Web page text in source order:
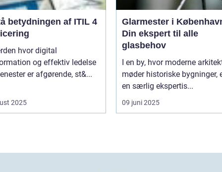
betydningen af ITIL 4
hvor digital
og effektiv ledelse
er afgørende, st&...
2025
Glarmester i
Din ekspert til alle
glasbehov
I en by, hvor moderne
møder historiske bygninger,
en særlig ekspertis...
09 juni 2025